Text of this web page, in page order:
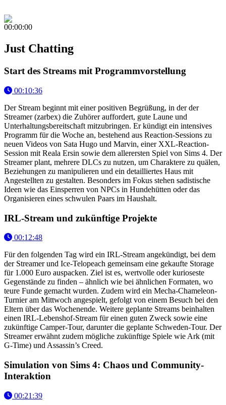
00:00:00
Just Chatting
Start des Streams mit Programmvorstellung
00:10:36
Der Stream beginnt mit einer positiven Begrüßung, in der der
Streamer (zarbex) die Zuhörer auffordert, gute Laune und
Unterhaltungsbereitschaft mitzubringen. Er kündigt ein intensives
Programm für die Woche an, bestehend aus Reaction-Sessions zu
neuen Videos von Sata Hugo und Marvin, einer XXL-Reaction-
Session mit Reala Ersin sowie dem allerersten Spiel von Sims 4. Der
Streamer plant, mehrere DLCs zu nutzen, um Charaktere zu quälen,
Beziehungen zu manipulieren und ein detailliertes Haus mit
Angestellten zu gestalten. Besonders im Fokus stehen sadistische
Ideen wie das Einsperren von NPCs in Hundehütten oder das
Organisieren eines schwulen Paars im Haushalt.
IRL-Stream und zukünftige Projekte
00:12:48
Für den folgenden Tag wird ein IRL-Stream angekündigt, bei dem
der Streamer und Ice-Telopeach gemeinsam eine gekaufte Storage
für 1.000 Euro auspacken. Ziel ist es, wertvolle oder kurioseste
Gegenstände zu finden – ähnlich wie bei ähnlichen Formaten, wo
teure Funde gemacht wurden. Zudem wird ein Mecha-Chameleon-
Turnier am Mittwoch angespielt, gefolgt von einem Besuch bei den
Eltern über das Wochenende. Weitere geplante Streams beinhalten
einen IRL-Lebenshof-Stream für einen guten Zweck sowie eine
zukünftige Camper-Tour, darunter die geplante Schweden-Tour. Der
Streamer erwähnt zudem mögliche zukünftige Spiele wie Ark (mit
G-Time) und Assassin’s Creed.
Simulation von Sims 4: Chaos und Community-
Interaktion
00:21:39